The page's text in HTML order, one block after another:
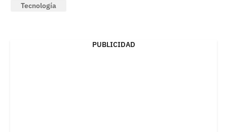
Tecnología
PUBLICIDAD